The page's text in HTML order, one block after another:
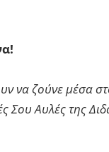
να ζούνε μέσα
Αυλές της